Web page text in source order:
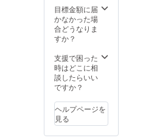
ユー
ザー名
を掲載
いたし
ご了承
くださ
い。
目標金額に届
かなかった場
合どうなりま
すか？
支援で困った
時はどこに相
談したらいい
ですか？
ヘルプページを
見る